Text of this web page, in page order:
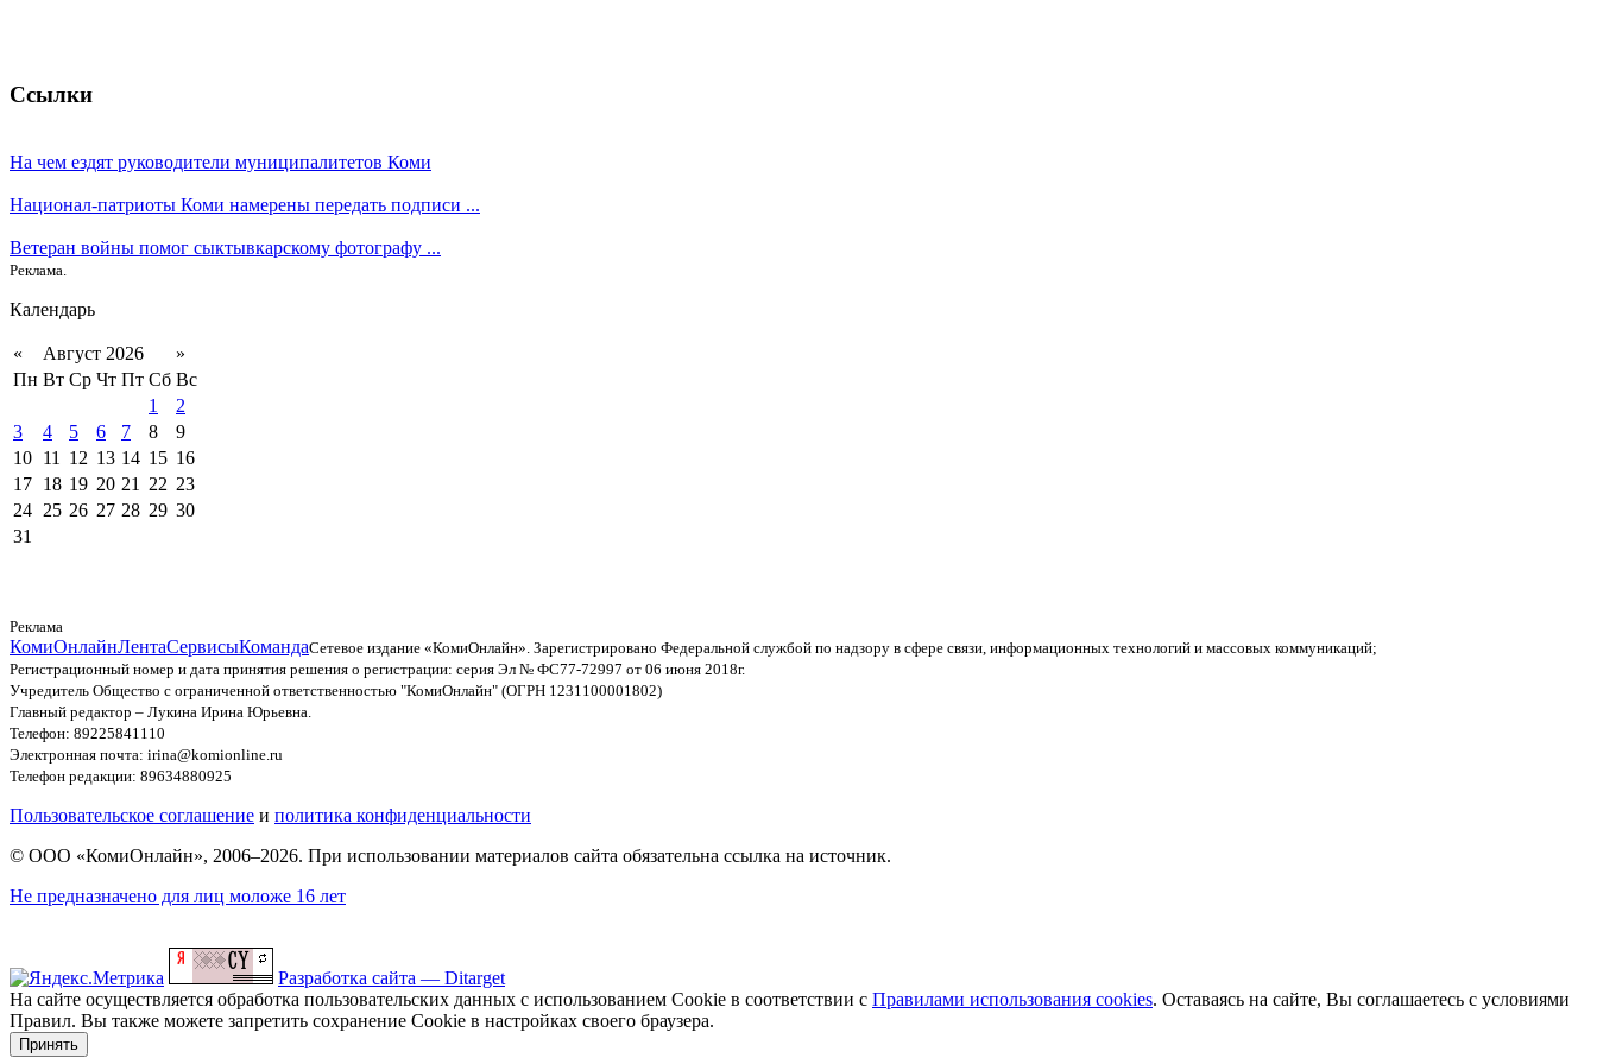
Ссылки
На чем ездят руководители муниципалитетов Коми
Национал-патриоты Коми намерены передать подписи ...
Ветеран войны помог сыктывкарскому фотографу ...
Реклама.
Календарь
« Август 2026
»
Пн Вт Ср Чт Пт Сб Вс
1
2
3
4 5 6 7 8
9
10 11 12 13 14 15 16
17 18 19 20 21 22 23
24 25 26 27 28 29 30
31
Реклама
КомиОнлайнЛентаСервисыКомандаСетевое издание «КомиОнлайн». Зарегистрировано Федеральной службой по надзору в сфере связи, информационных технологий и массовых коммуникаций;
Регистрационный номер и дата принятия решения о регистрации: серия Эл № ФС77-72997 от 06 июня 2018г.
Учредитель Общество с ограниченной ответственностью "КомиОнлайн" (ОГРН 1231100001802)
Главный редактор – Лукина Ирина Юрьевна.
Телефон: 89225841110
Электронная почта: irina@komionline.ru
Телефон редакции: 89634880925
Пользовательское соглашение и политика конфиденциальности
© ООО «КомиОнлайн», 2006–2026. При использовании материалов сайта обязательна ссылка на источник.
Не предназначено для лиц моложе 16 лет
Разработка сайта — Ditarget
На сайте осуществляется обработка пользовательских данных с использованием Cookie в соответствии с Правилами использования cookies. Оставаясь на сайте, Вы соглашаетесь с условиями
Правил. Вы также можете запретить сохранение Cookie в настройках своего браузера.
Принять